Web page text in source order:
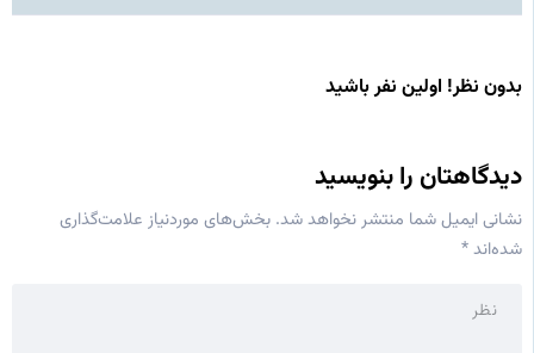
بدون نظر! اولین نفر باشید
دیدگاهتان را بنویسید
نشانی ایمیل شما منتشر نخواهد شد. بخش‌های موردنیاز علامت‌گذاری
شده‌اند*